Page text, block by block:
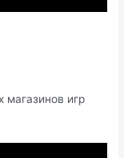
магазинов игр